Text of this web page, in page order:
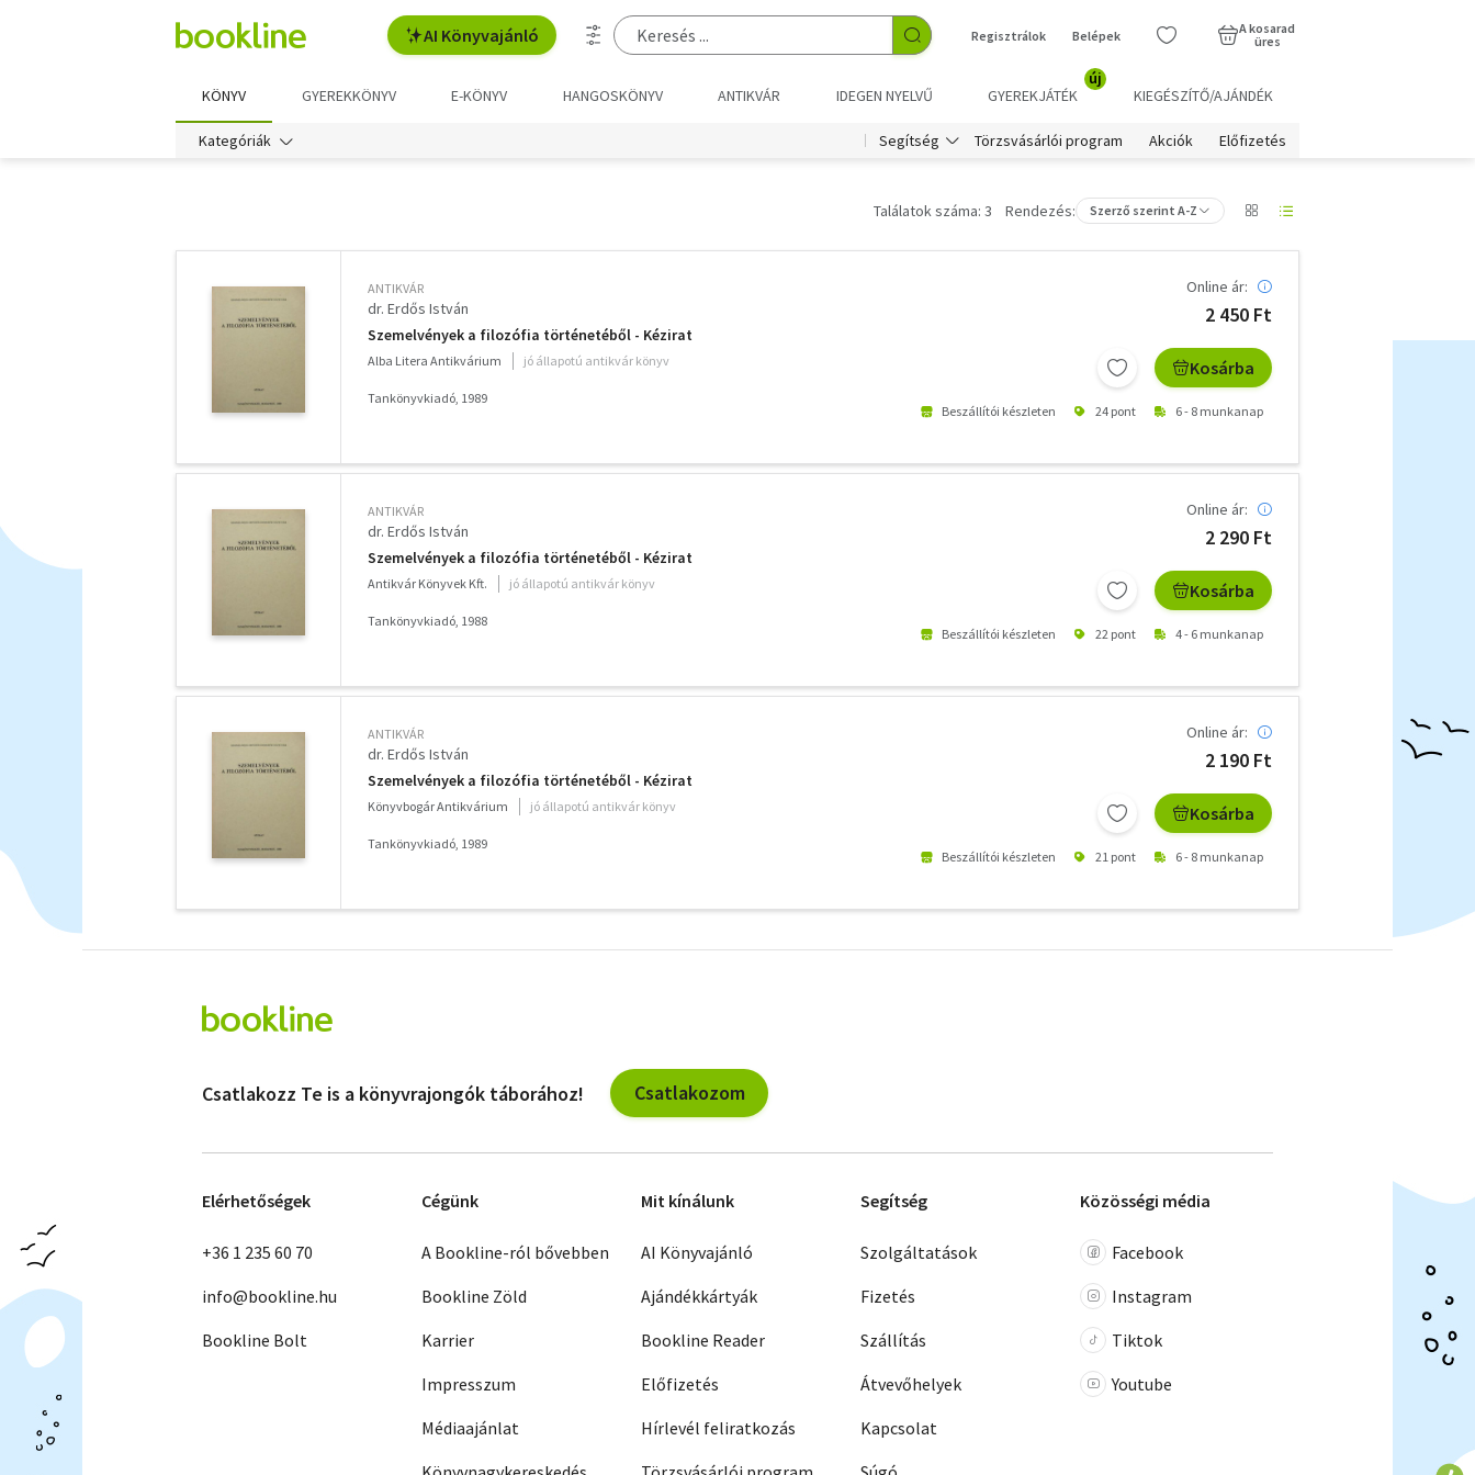
AI Könyvajánló Regisztrálok Belépek
A kosarad
üres
KÖNYV GYEREKKÖNYV E-KÖNYV HANGOSKÖNYV ANTIKVÁR IDEGEN NYELVŰ GYEREKJÁTÉK
új
KIEGÉSZÍTŐ/AJÁNDÉK
Kategóriák Segítség Törzsvásárlói program Akciók Előfizetés
Találatok száma: 3 Rendezés: Szerző szerint A-Z
ANTIKVÁR
dr. Erdős István
Szemelvények a filozófia történetéből - Kézirat
Alba Litera Antikvárium jó állapotú antikvár könyv
Tankönyvkiadó, 1989
Online ár:
2 450 Ft
Kosárba
Beszállítói készleten 24 pont 6 - 8 munkanap
ANTIKVÁR
dr. Erdős István
Szemelvények a filozófia történetéből - Kézirat
Antikvár Könyvek Kft. jó állapotú antikvár könyv
Tankönyvkiadó, 1988
Online ár:
2 290 Ft
Kosárba
Beszállítói készleten 22 pont 4 - 6 munkanap
ANTIKVÁR
dr. Erdős István
Szemelvények a filozófia történetéből - Kézirat
Könyvbogár Antikvárium jó állapotú antikvár könyv
Tankönyvkiadó, 1989
Online ár:
2 190 Ft
Kosárba
Beszállítói készleten 21 pont 6 - 8 munkanap
szűrők
Csatlakozz Te is a könyvrajongók táborához! Csatlakozom
Elérhetőségek
+36 1 235 60 70
info@bookline.hu
Bookline Bolt
Cégünk
A Bookline-ról bővebben
Bookline Zöld
Karrier
Impresszum
Médiaajánlat
Mit kínálunk
AI Könyvajánló
Ajándékkártyák
Bookline Reader
Előfizetés
Hírlevél feliratkozás
Segítség
Szolgáltatások
Fizetés
Szállítás
Átvevőhelyek
Kapcsolat
Közösségi média
Facebook
Instagram
Tiktok
Youtube